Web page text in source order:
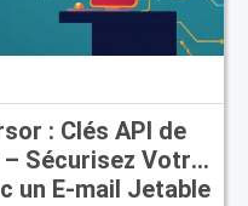
: Clés API de
– Sécurisez Votre
un E-mail Jetable